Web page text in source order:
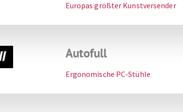
Europas größter Kunstversender
Autofull
Ergonomische PC-Stühle